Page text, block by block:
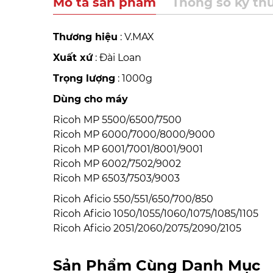
Thương hiệu : V.MAX
Xuất xứ: Đài Loan
Trọng lượng : 1000g
Dùng cho máy
Ricoh MP 5500/6500/7500
Ricoh MP 6000/7000/8000/9000
Ricoh MP 6001/7001/8001/9001
Ricoh MP 6002/7502/9002
Ricoh MP 6503/7503/9003
Ricoh Aficio 550/551/650/700/850
Ricoh Aficio 1050/1055/1060/1075/1085/1105
Ricoh Aficio 2051/2060/2075/2090/2105
Sản Phẩm Cùng Danh Mục